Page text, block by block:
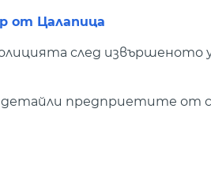
от Цалапица
след извършеното
детайли предприетите от